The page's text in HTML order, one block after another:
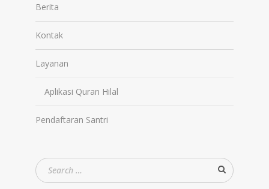
Berita
Kontak
Layanan
Aplikasi Quran Hilal
Pendaftaran Santri